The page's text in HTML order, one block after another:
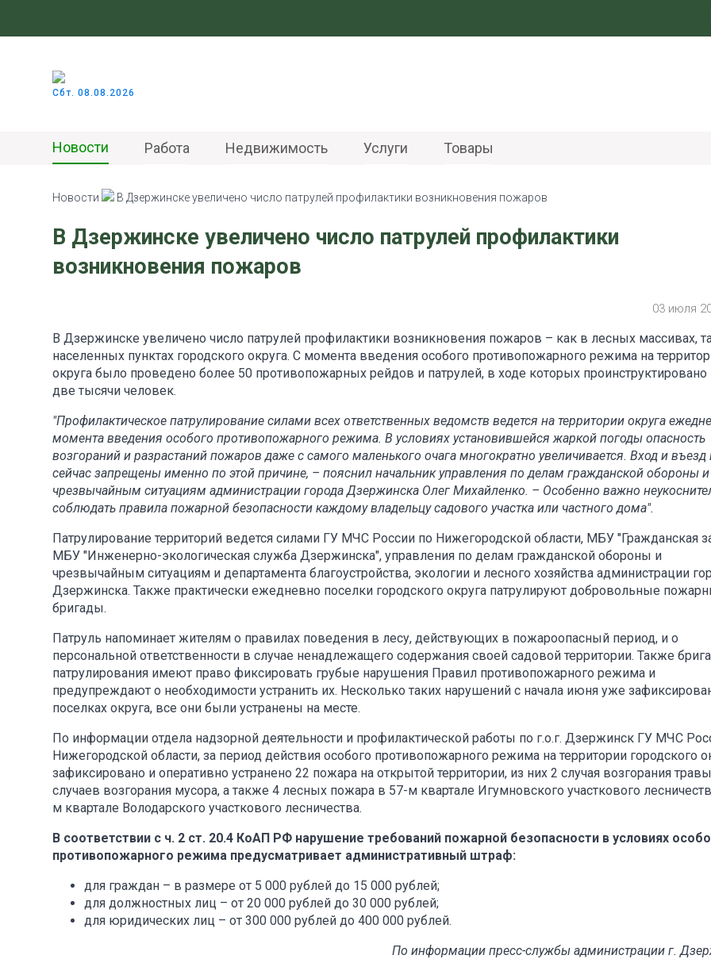
Сбт. 08.08.2026
Новости Работа Недвижимость Услуги Товары
Новости В Дзержинске увеличено число патрулей профилактики возникновения пожаров
В Дзержинске увеличено число патрулей профилактики
возникновения пожаров
03 июля
В Дзержинске увеличено число патрулей профилактики возникновения пожаров – как в лесных массивах,
населенных пунктах городского округа. С момента введения особого противопожарного режима на
округа было проведено более 50 противопожарных рейдов и патрулей, в ходе которых проинструктировано
две тысячи человек.
"Профилактическое патрулирование силами всех ответственных ведомств ведется на территории округа
момента введения особого противопожарного режима. В условиях установившейся жаркой погоды опасность
возгораний и разрастаний пожаров даже с самого маленького очага многократно увеличивается. Вход и въезд
сейчас запрещены именно по этой причине, – пояснил начальник управления по делам гражданской обороны и
чрезвычайным ситуациям администрации города Дзержинска Олег Михайленко. – Особенно важно
соблюдать правила пожарной безопасности каждому владельцу садового участка или частного дома".
Патрулирование территорий ведется силами ГУ МЧС России по Нижегородской области, МБУ "Гражданская
МБУ "Инженерно-экологическая служба Дзержинска", управления по делам гражданской обороны и
чрезвычайным ситуациям и департамента благоустройства, экологии и лесного хозяйства администрации
Дзержинска. Также практически ежедневно поселки городского округа патрулируют добровольные
бригады.
Патруль напоминает жителям о правилах поведения в лесу, действующих в пожароопасный период, и о
персональной ответственности в случае ненадлежащего содержания своей садовой территории. Также
патрулирования имеют право фиксировать грубые нарушения Правил противопожарного режима и
предупреждают о необходимости устранить их. Несколько таких нарушений с начала июня уже
поселках округа, все они были устранены на месте.
По информации отдела надзорной деятельности и профилактической работы по г.о.г. Дзержинск ГУ МЧС
Нижегородской области, за период действия особого противопожарного режима на территории городского
зафиксировано и оперативно устранено 22 пожара на открытой территории, из них 2 случая возгорания
случаев возгорания мусора, а также 4 лесных пожара в 57-м квартале Игумновского участкового
м квартале Володарского участкового лесничества.
В соответствии с ч. 2 ст. 20.4 КоАП РФ нарушение требований пожарной безопасности в условиях
противопожарного режима предусматривает административный штраф:
для граждан – в размере от 5 000 рублей до 15 000 рублей;
для должностных лиц – от 20 000 рублей до 30 000 рублей;
для юридических лиц – от 300 000 рублей до 400 000 рублей.
По информации пресс-службы администрации г.